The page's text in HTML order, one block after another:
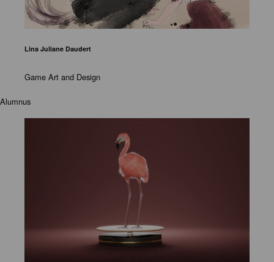
Lina Juliane Daudert
Game Art and Design
Alumnus